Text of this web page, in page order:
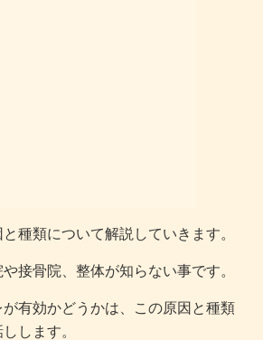
種類について解説していきます。
接骨院、整体が知らない事です。
有効かどうかは、この原因と種類
します。